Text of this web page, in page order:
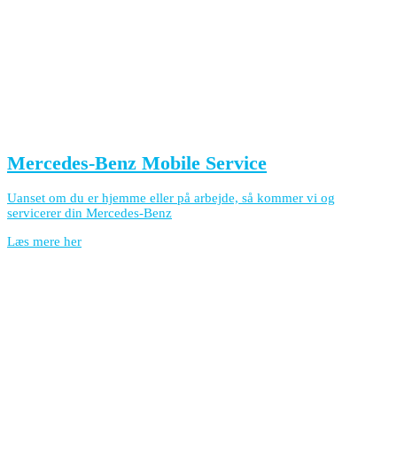
Mercedes-Benz Mobile Service
Uanset om du er hjemme eller på arbejde, så kommer vi og
servicerer din Mercedes-Benz
Læs mere her